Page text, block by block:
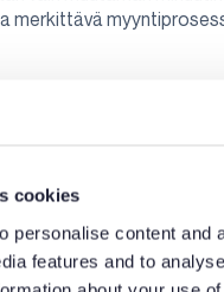
cookies
personalise content and
features and to
merkittävä